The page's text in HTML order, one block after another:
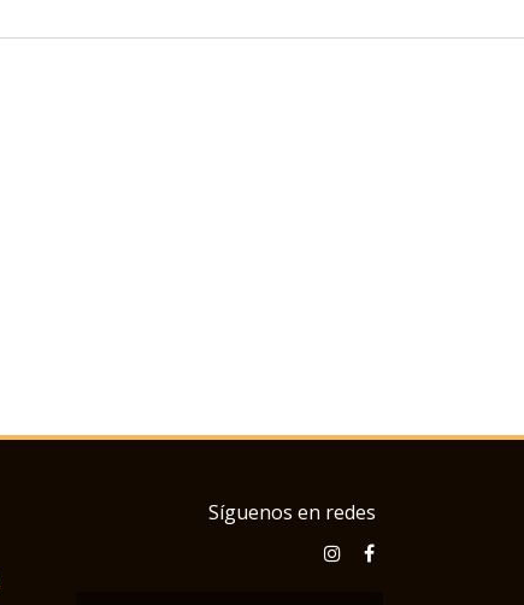
Síguenos en redes